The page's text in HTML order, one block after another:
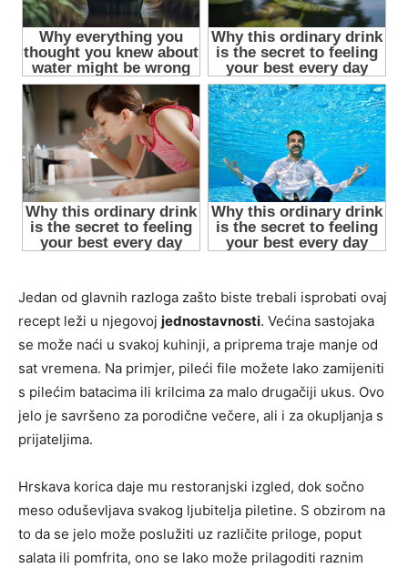
Jedan od glavnih razloga zašto biste trebali isprobati ovaj
recept leži u njegovoj jednostavnosti. Većina sastojaka
se može naći u svakoj kuhinji, a priprema traje manje od
sat vremena. Na primjer, pileći file možete lako zamijeniti
s pilećim batacima ili krilcima za malo drugačiji ukus. Ovo
jelo je savršeno za porodične večere, ali i za okupljanja s
prijateljima.
Hrskava korica daje mu restoranjski izgled, dok sočno
meso oduševljava svakog ljubitelja piletine. S obzirom na
to da se jelo može poslužiti uz različite priloge, poput
salata ili pomfrita, ono se lako može prilagoditi raznim